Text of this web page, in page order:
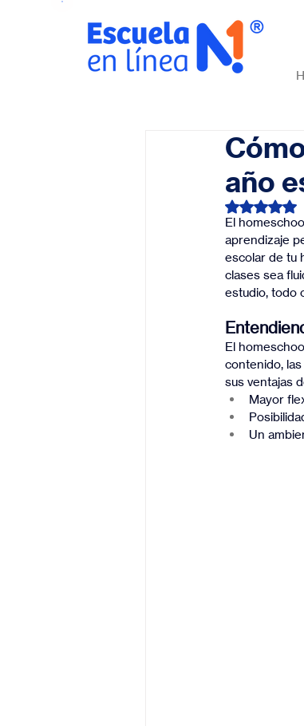
año
Obtuvo
El
aprendizaje
escolar de tu
clases sea
estudio, todo
El
contenido,
sus ventajas
Mayor
Un